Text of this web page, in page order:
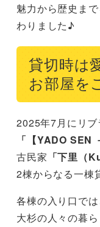
魅力から歴史ま
わりました♪
貸切時は
お部屋を
2025年7月にリ
「【YADO SEN
古民家 「下里（
2棟からなる一棟
各棟の入り口で
大杉の人々の暮